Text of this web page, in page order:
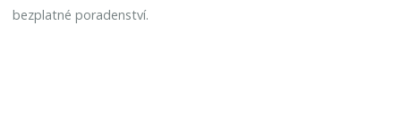
bezplatné poradenství.